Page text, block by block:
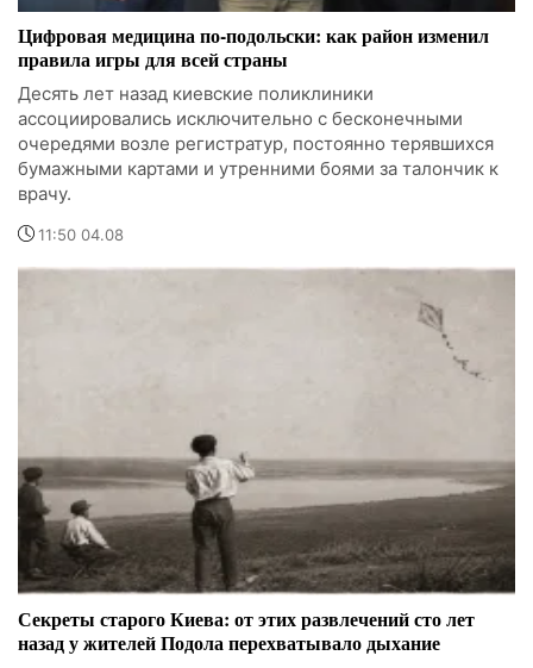
Цифровая медицина по-подольски: как район изменил
правила игры для всей страны
Десять лет назад киевские поликлиники
ассоциировались исключительно с бесконечными
очередями возле регистратур, постоянно терявшихся
бумажными картами и утренними боями за талончик к
врачу.
11:50 04.08
Секреты старого Киева: от этих развлечений сто лет
назад у жителей Подола перехватывало дыхание